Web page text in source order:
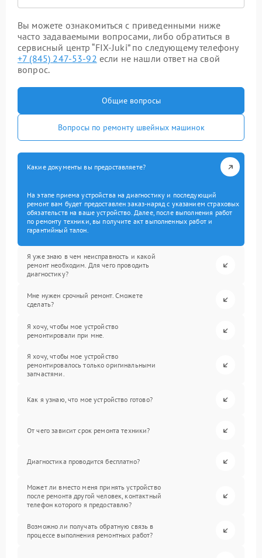
Вы можете ознакомиться с приведенными ниже
часто задаваемыми вопросами, либо обратиться в
сервисный центр “FIX-Juki” по следующему телефону
+7 (845) 247-53-92 если не нашли ответ на свой
вопрос.
Общие вопросы
Вопросы по ремонту швейных машинок
Какие документы вы предоставляете?
На этапе приема устройства на диагностику и последующий
ремонт вам будет предоставлен заказ-наряд с указанием страховых
обязательств на ваше устройство. Далее, после выполнения работ
по ремонту техники, вы получите акт выполненных работ и
гарантийный талон.
Я уже знаю в чем неисправность и какой
ремонт необходим. Для чего проводить
диагностику?
Мне нужен срочный ремонт. Сможете
сделать?
Я хочу, чтобы мое устройство
ремонтировали при мне.
Я хочу, чтобы мое устройство
ремонтировалось только оригинальными
запчастями.
Как я узнаю, что мое устройство готово?
От чего зависит срок ремонта техники?
Диагностика проводится бесплатно?
Может ли вместо меня принять устройство
после ремонта другой человек, контактный
телефон которого я предоставлю?
Возможно ли получать обратную связь в
процессе выполнения ремонтных работ?